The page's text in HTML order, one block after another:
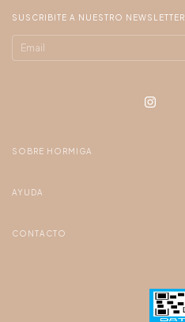
SUSCRIBITE A NUESTRO NEWSLETTER
SOBRE HORMIGA
AYUDA
CONTACTO